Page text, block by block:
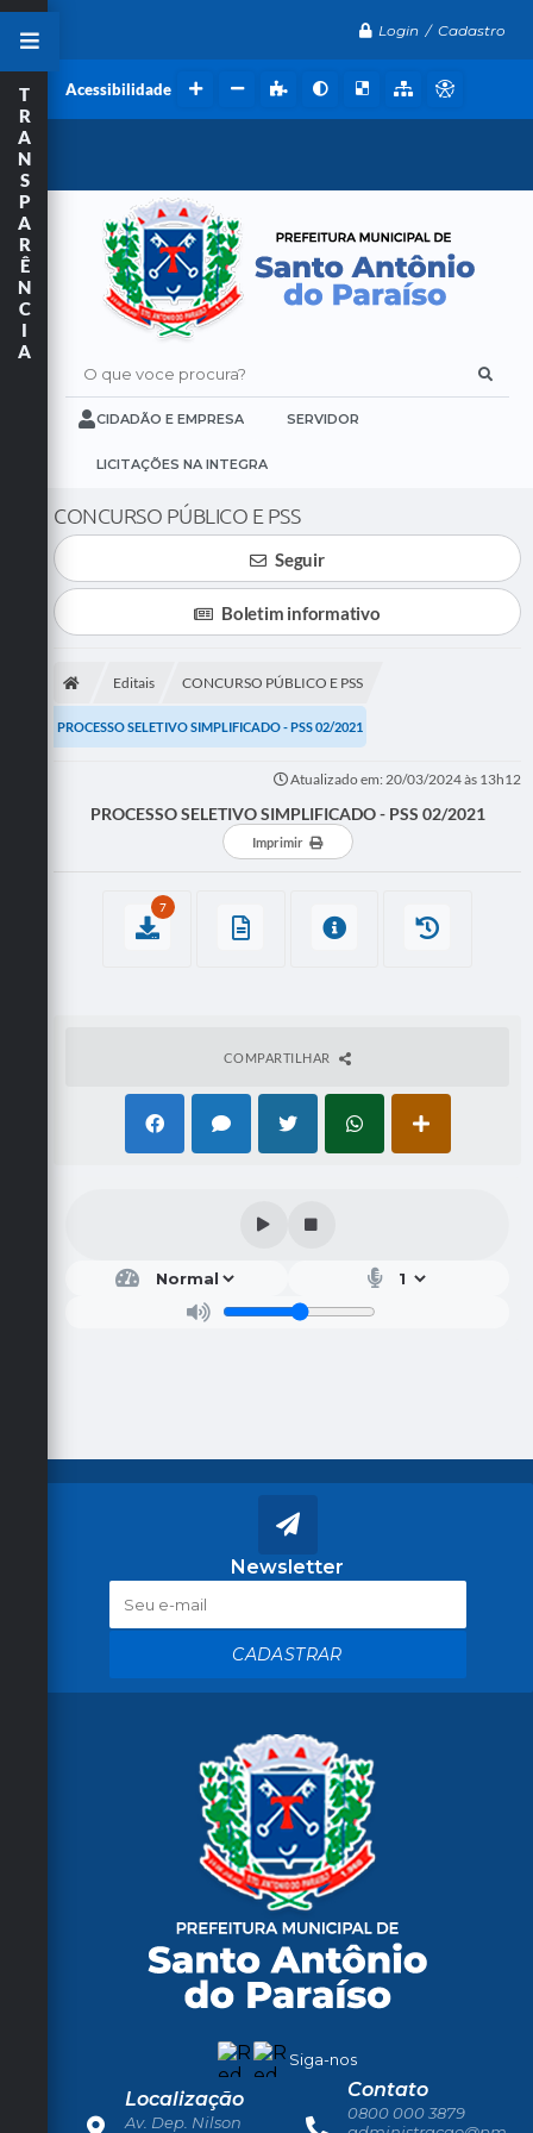
Login / Cadastro
Acessibilidade
O que voce procura?
CIDADÃO E EMPRESA SERVIDOR
LICITAÇÕES NA INTEGRA
T
R
A
N
S
P
A
R
Ê
N
C
I
A
CONCURSO PÚBLICO E PSS
Seguir
Boletim informativo
Editais CONCURSO PÚBLICO E PSS
PROCESSO SELETIVO SIMPLIFICADO - PSS 02/2021
Atualizado em: 20/03/2024 às 13h12
PROCESSO SELETIVO SIMPLIFICADO - PSS 02/2021
Imprimir
7
COMPARTILHAR
Newsletter
CADASTRAR
Siga-nos
Localização
Av. Dep. Nilson
Contato
0800 000 3879